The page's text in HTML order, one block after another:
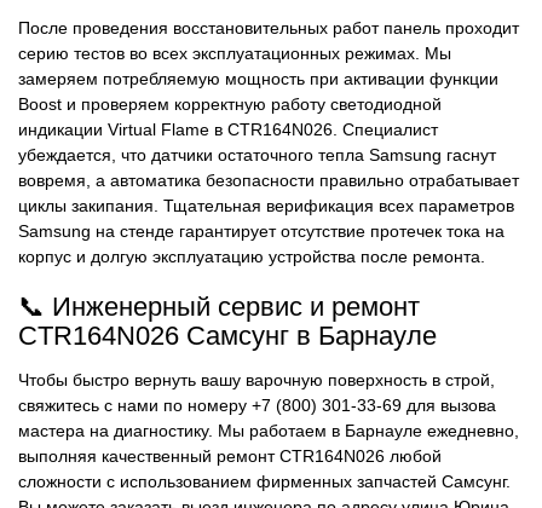
После проведения восстановительных работ панель проходит
серию тестов во всех эксплуатационных режимах. Мы
замеряем потребляемую мощность при активации функции
Boost и проверяем корректную работу светодиодной
индикации Virtual Flame в CTR164N026. Специалист
убеждается, что датчики остаточного тепла Samsung гаснут
вовремя, а автоматика безопасности правильно отрабатывает
циклы закипания. Тщательная верификация всех параметров
Samsung на стенде гарантирует отсутствие протечек тока на
корпус и долгую эксплуатацию устройства после ремонта.
📞 Инженерный сервис и ремонт
CTR164N026 Самсунг в Барнауле
Чтобы быстро вернуть вашу варочную поверхность в строй,
свяжитесь с нами по номеру +7 (800) 301-33-69 для вызова
мастера на диагностику. Мы работаем в Барнауле ежедневно,
выполняя качественный ремонт CTR164N026 любой
сложности с использованием фирменных запчастей Самсунг.